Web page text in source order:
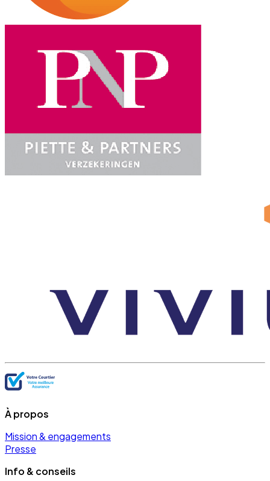
À propos
Mission & engagements
Presse
Info & conseils